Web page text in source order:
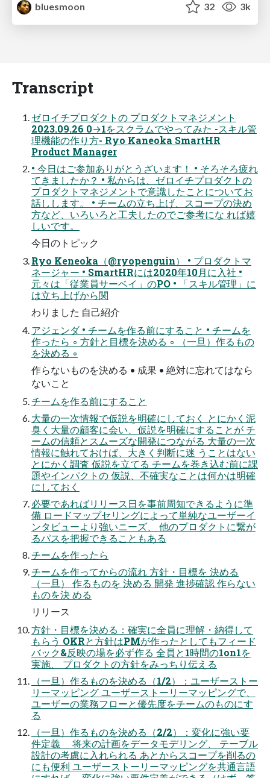
bluesmoon
32 3k
Transcript
ゼロイチプロダクトの プロダクトマネジメント
2023.09.26 0→1をスクラムでやってみた -スキル管
理機能の作り方- Ryo Kaneoka SmartHR
Product Manager
• 今日はご参加ありがとうざいます！ • そろそろ疲れ
てきましたか？ • 私からは、ゼロイチプロダクトの
プロダクトマネジメントで意識したことについてお
話しします。 • チームの立ち上げ、スコープの決め
方など、いろいろと工夫したのでご参考にな れば嬉
しいです。
今日のトピック
Ryo Keneoka（@ryopenguin） • プロダクトマ
ネージャー • SmartHRには2020年10月に入社 •
元々は「従業員サーベイ」のPO • 「スキル管理」に
は立ち上げから関
わりました 自己紹介
アジェンダ • チームを作る前にすること • チームを
作ったら ◦ 方針と目標を決める ◦ （一旦）作るもの
を決める ◦
作らないものを決める • 成果 • 絶対に忘れてはなら
ないこと
チームを作る前にすること
大量の一次情報で仮説を明確にしておく とにかく泥
臭く大量の顧客に会い、仮説を明確にすることが チ
ームの信頼とスムーズな開発につながる 大量の一次
情報に触れておけば、大きく判断に迷 うことはない
とにかく調査 仮説を立てる チームを巻き込む前に課
題やインパクトの 仮説、不確実なことは何かは明確
にしておく
必要であればリリース日を事前周知できるように準
備 ロードマップセリングによって単純なユーザーイ
ンタビューより強いニーズ、 他のプロダクトに繋が
るパスを把握できることもある
チームを作ったら
チームを作ってからの流れ 方針・目標を 決める
（一旦） 作るものを 決める 開発 進捗確認 作らない
ものを決 める
リリース
方針・目標を決める：確実に全員に理解・納得して
もらう OKRと方針はPMが作ったとしてもフィード
バック&反映の場を必ず作る 全員と1時間の1on1を
実施、 プロダクトの方針をみっちり伝える
（一旦）作るものを決める（1/2）：ユーザーストー
リーマッピング ユーザーストーリーマッピングで、
ユーザーの業務フローと優先度をチームのものにす
る
（一旦）作るものを決める（2/2）：変化に強い要
件定義 将来の計画をデータモデリング、 テーブル
設計の考慮に入れられる あとからスコープを削るの
にも便利 ユーザーストーリーマッピングを共通言語